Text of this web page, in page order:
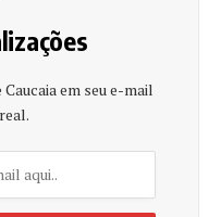
em seu e-mail